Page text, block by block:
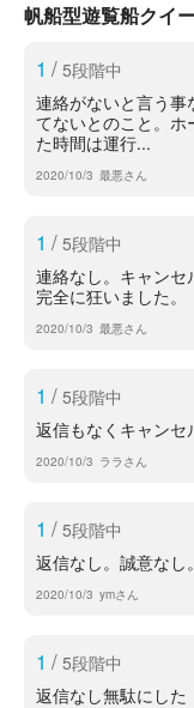
帆船型遊覧船クイ
1 / 5段階中
連絡がないと言う事
てないとのこと。
た時間は運行...
2020/10/3 最悪さん
1 / 5段階中
連絡なし。キャン
完全に狂いました。
2020/10/3 最悪さん
1 / 5段階中
返信もなくキャンセ
2020/10/3 ララさん
1 / 5段階中
返信なし。誠意なし。
2020/10/3 ymさん
1 / 5段階中
返信なし無駄にした